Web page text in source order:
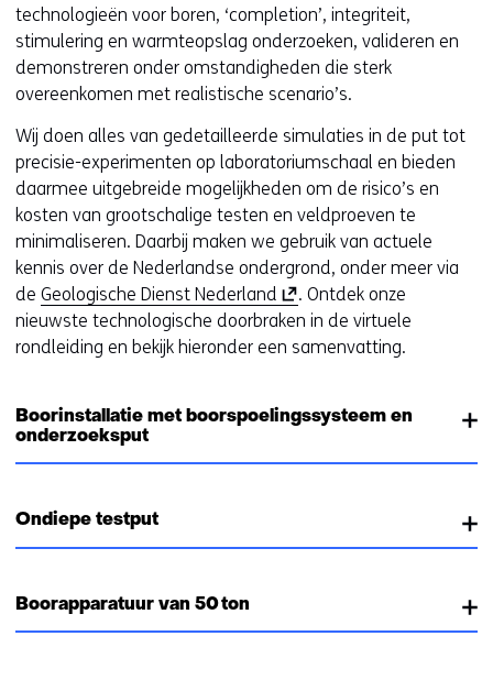
technologieën voor boren, ‘completion’, integriteit,
stimulering en warmteopslag onderzoeken, valideren en
demonstreren onder omstandigheden die sterk
overeenkomen met realistische scenario’s.
Wij doen alles van gedetailleerde simulaties in de put tot
precisie-experimenten op laboratoriumschaal en bieden
daarmee uitgebreide mogelijkheden om de risico’s en
kosten van grootschalige testen en veldproeven te
minimaliseren. Daarbij maken we gebruik van actuele
kennis over de Nederlandse ondergrond, onder meer via
de Geologische Dienst Nederland (
o
p
t
v
. Ontdek onze
nieuwste technologische doorbraken in de virtuele
rondleiding en bekijk hieronder een samenvatting.
Boorinstallatie met boorspoelingssysteem en
onderzoeksput
Ondiepe testput
Boorapparatuur van 50 ton